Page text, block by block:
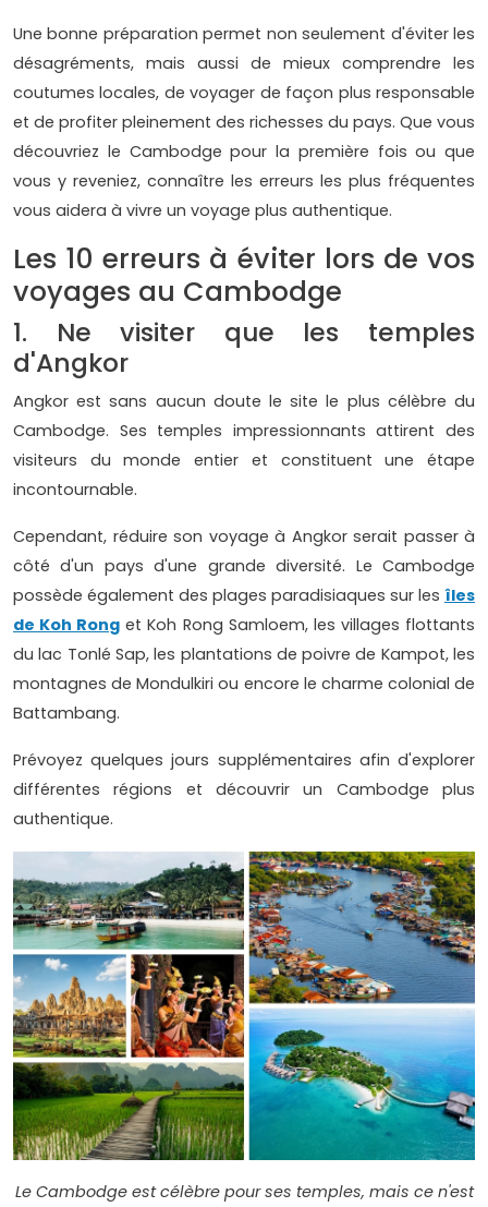
Une bonne préparation permet non seulement d'éviter les
désagréments, mais aussi de mieux comprendre les
coutumes locales, de voyager de façon plus responsable
et de profiter pleinement des richesses du pays. Que vous
découvriez le Cambodge pour la première fois ou que
vous y reveniez, connaître les erreurs les plus fréquentes
vous aidera à vivre un voyage plus authentique.
Les 10 erreurs à éviter lors de vos
voyages au Cambodge
1. Ne visiter que les temples
d'Angkor
Angkor est sans aucun doute le site le plus célèbre du
Cambodge. Ses temples impressionnants attirent des
visiteurs du monde entier et constituent une étape
incontournable.
Cependant, réduire son voyage à Angkor serait passer à
côté d'un pays d'une grande diversité. Le Cambodge
possède également des plages paradisiaques sur les îles
de Koh Rong et Koh Rong Samloem, les villages flottants
du lac Tonlé Sap, les plantations de poivre de Kampot, les
montagnes de Mondulkiri ou encore le charme colonial de
Battambang.
Prévoyez quelques jours supplémentaires afin d'explorer
différentes régions et découvrir un Cambodge plus
authentique.
Le Cambodge est célèbre pour ses temples, mais ce n'est